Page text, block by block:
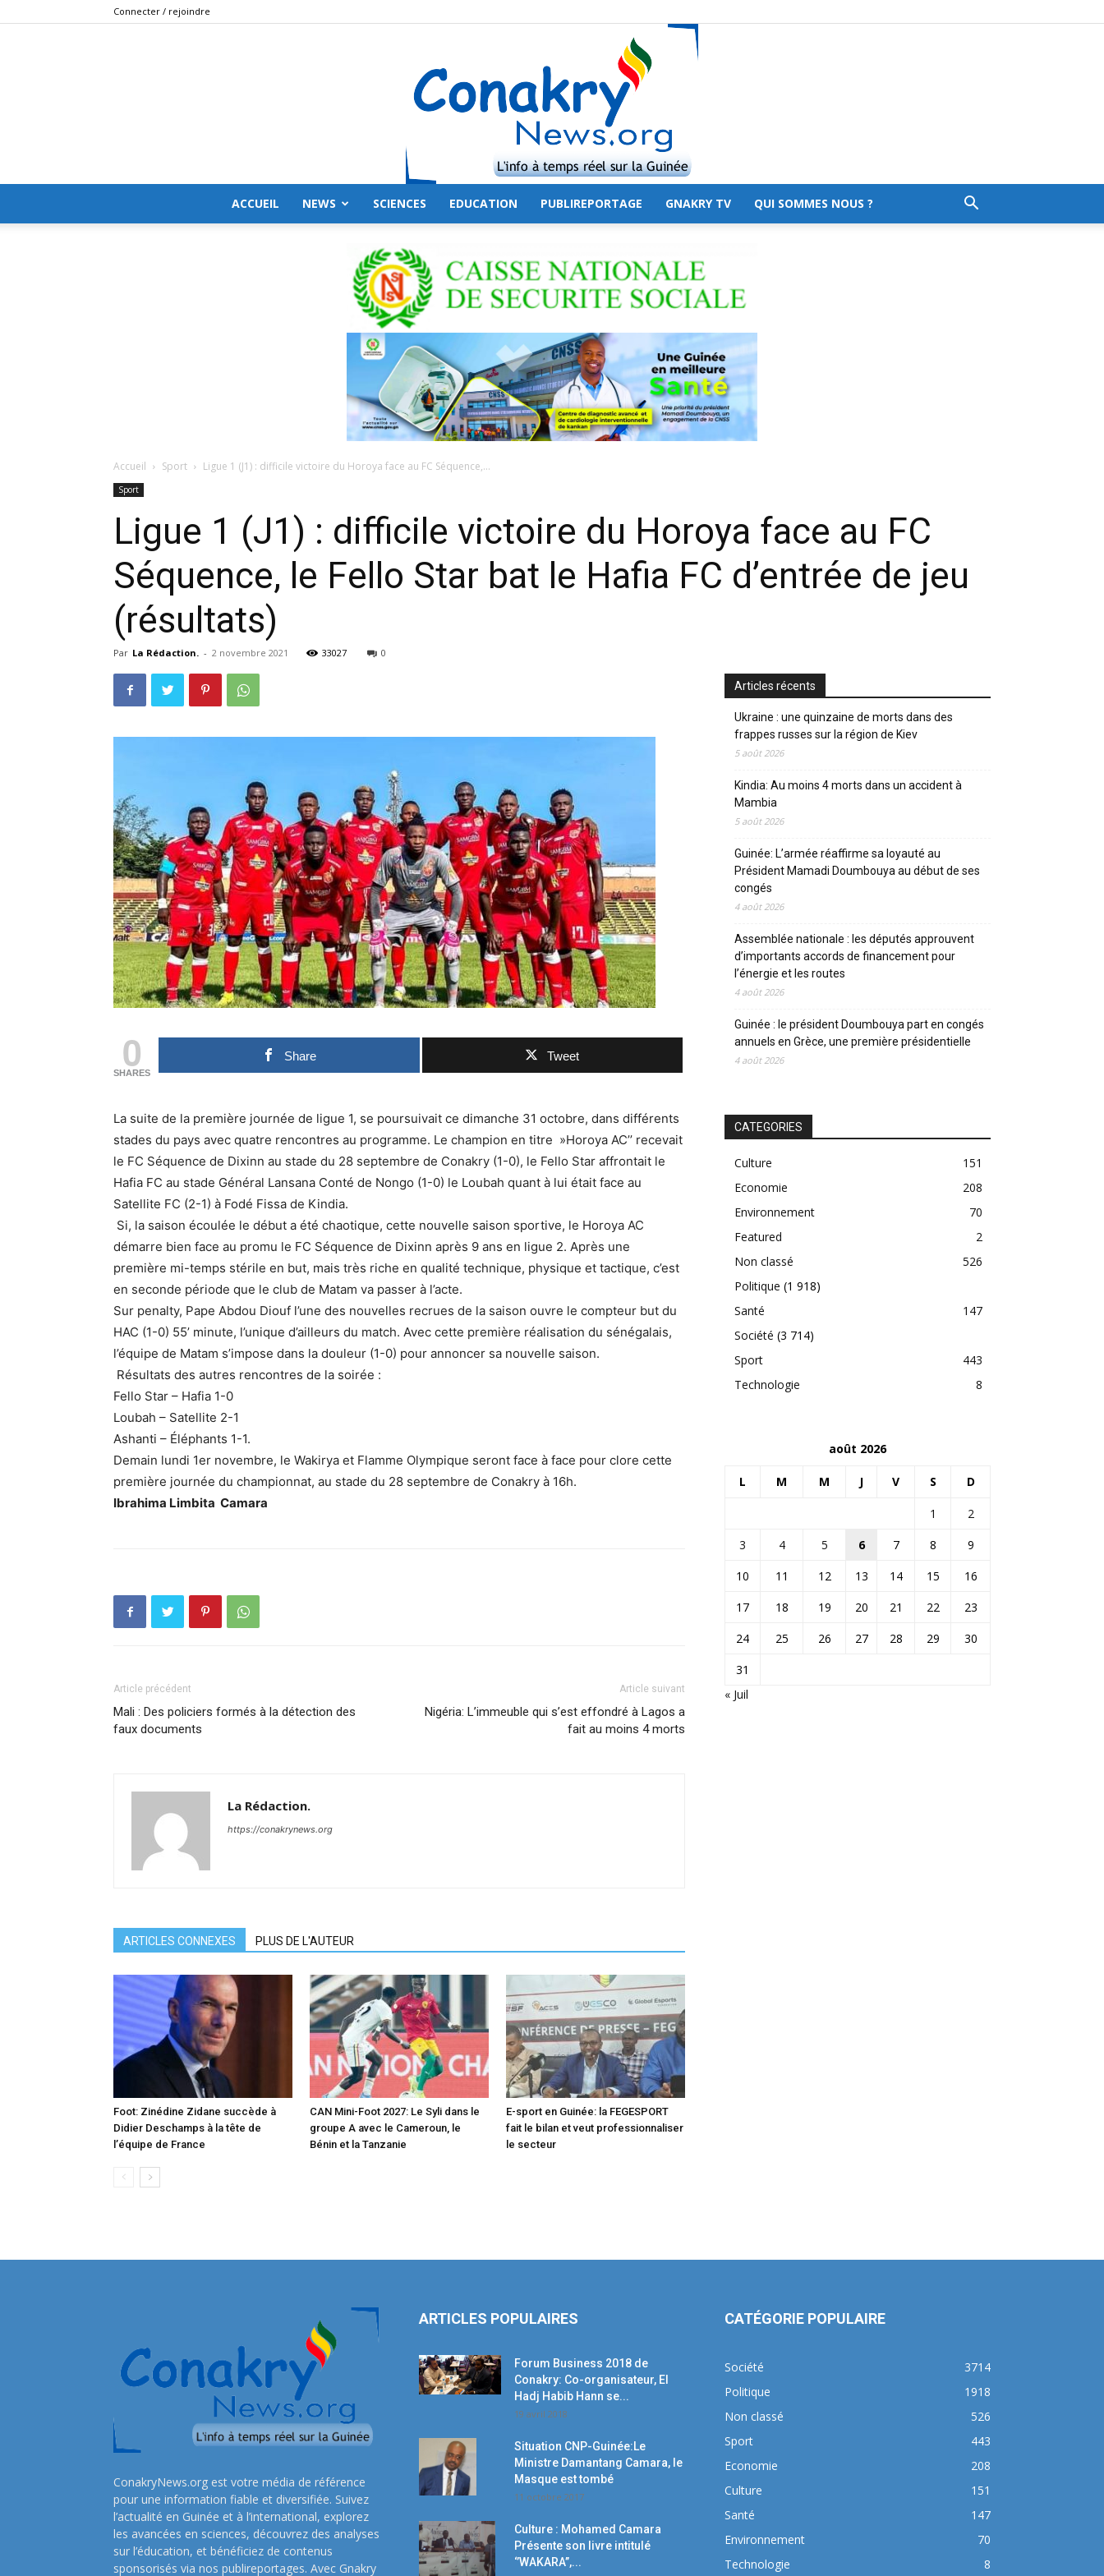
Connecter / rejoindre
ACCUEIL NEWS SCIENCES EDUCATION PUBLIREPORTAGE GNAKRY TV QUI SOMMES NOUS ?
Accueil Sport Ligue 1 (J1) : difficile victoire du Horoya face au FC Séquence,...
Sport
Ligue 1 (J1) : difficile victoire du Horoya face au FC
Séquence, le Fello Star bat le Hafia FC d’entrée de jeu
(résultats)
Par La Rédaction. - 2 novembre 2021 33027 0
0
SHARES
Share Tweet
La suite de la première journée de ligue 1, se poursuivait ce dimanche 31 octobre, dans différents
stades du pays avec quatre rencontres au programme. Le champion en titre »Horoya AC’’ recevait
le FC Séquence de Dixinn au stade du 28 septembre de Conakry (1-0), le Fello Star affrontait le
Hafia FC au stade Général Lansana Conté de Nongo (1-0) le Loubah quant à lui était face au
Satellite FC (2-1) à Fodé Fissa de Kindia.
Si, la saison écoulée le début a été chaotique, cette nouvelle saison sportive, le Horoya AC
démarre bien face au promu le FC Séquence de Dixinn après 9 ans en ligue 2. Après une
première mi-temps stérile en but, mais très riche en qualité technique, physique et tactique, c’est
en seconde période que le club de Matam va passer à l’acte.
Sur penalty, Pape Abdou Diouf l’une des nouvelles recrues de la saison ouvre le compteur but du
HAC (1-0) 55’ minute, l’unique d’ailleurs du match. Avec cette première réalisation du sénégalais,
l’équipe de Matam s’impose dans la douleur (1-0) pour annoncer sa nouvelle saison.
Résultats des autres rencontres de la soirée :
Fello Star – Hafia 1-0
Loubah – Satellite 2-1
Ashanti – Éléphants 1-1.
Demain lundi 1er novembre, le Wakirya et Flamme Olympique seront face à face pour clore cette
première journée du championnat, au stade du 28 septembre de Conakry à 16h.
Ibrahima Limbita Camara
Article précédent
Mali : Des policiers formés à la détection des
faux documents
Article suivant
Nigéria: L’immeuble qui s’est effondré à Lagos a
fait au moins 4 morts
La Rédaction.
https://conakrynews.org
ARTICLES CONNEXES PLUS DE L'AUTEUR
Foot: Zinédine Zidane succède à
Didier Deschamps à la tête de
l’équipe de France
CAN Mini-Foot 2027: Le Syli dans le
groupe A avec le Cameroun, le
Bénin et la Tanzanie
E-sport en Guinée: la FEGESPORT
fait le bilan et veut professionnaliser
le secteur
Articles récents
Ukraine : une quinzaine de morts dans des
frappes russes sur la région de Kiev
5 août 2026
Kindia: Au moins 4 morts dans un accident à
Mambia
5 août 2026
Guinée: L’armée réaffirme sa loyauté au
Président Mamadi Doumbouya au début de ses
congés
4 août 2026
Assemblée nationale : les députés approuvent
d’importants accords de financement pour
l’énergie et les routes
4 août 2026
Guinée : le président Doumbouya part en congés
annuels en Grèce, une première présidentielle
4 août 2026
CATEGORIES
Culture
151
Economie
208
Environnement
70
Featured
2
Non classé
526
Politique (1 918)
Santé
147
Société (3 714)
Sport
443
Technologie
8
août 2026
L M M J V S D
1
2
3
4 5 6 7 8
9
10
11 12 13 14 15
16
17
18 19 20 21 22
23
24
25 26 27 28 29
30
31
« Juil
ConakryNews.org est votre média de référence
pour une information fiable et diversifiée. Suivez
l’actualité en Guinée et à l’international, explorez
les avancées en sciences, découvrez des analyses
sur l’éducation, et bénéficiez de contenus
sponsorisés via nos publireportages. Avec Gnakry
ARTICLES POPULAIRES
Forum Business 2018 de
Conakry: Co-organisateur, El
Hadj Habib Hann se...
19 avril 2018
Situation CNP-Guinée:Le
Ministre Damantang Camara, le
Masque est tombé
11 octobre 2017
Culture : Mohamed Camara
Présente son livre intitulé
‘’WAKARA’’,...
CATÉGORIE POPULAIRE
Société
3714
Politique
1918
Non classé
526
Sport
443
Economie
208
Culture
151
Santé
147
Environnement
70
Technologie
8